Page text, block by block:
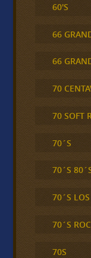
60'S
66
66
70
70 SOFT
70´S
70´S
70´S
70´S
70S